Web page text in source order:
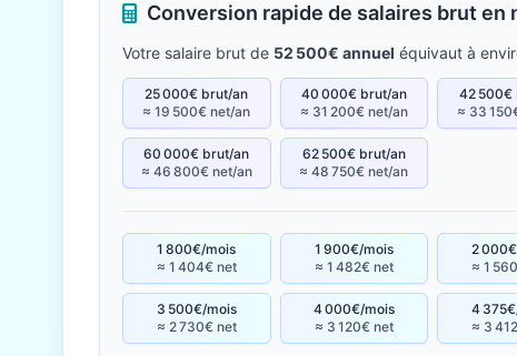
Conversion rapide de salaires brut en
Votre salaire brut de 52 500€ annuel équivaut à
25 000€ brut/an
≈ 19 500€ net/an
40 000€ brut/an
≈ 31 200€ net/an
42 500€
≈ 33
60 000€ brut/an
≈ 46 800€ net/an
62 500€ brut/an
≈ 48 750€ net/an
1 800€/mois
≈ 1 404€ net
1 900€/mois
≈ 1 482€ net
2
≈ 1
3 500€/mois
≈ 2 730€ net
4 000€/mois
≈ 3 120€ net
4
≈ 3